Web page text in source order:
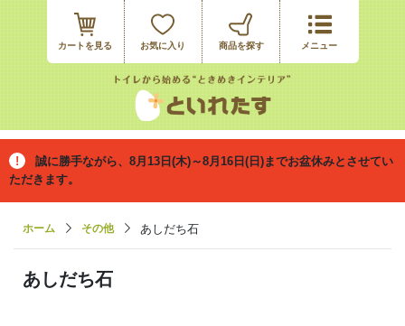
カートを見る お気に入り
誠に勝手ながら、8月13日(木)～8月16日(日)までお盆休みとさせてい
ただきます。
ホーム その他 あしだち石
あしだち石